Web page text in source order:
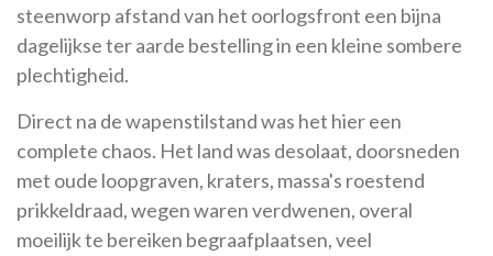
steenworp afstand van het oorlogsfront een bijna
dagelijkse ter aarde bestelling in een kleine sombere
plechtigheid.
Direct na de wapenstilstand was het hier een
complete chaos. Het land was desolaat, doorsneden
met oude loopgraven, kraters, massa's roestend
prikkeldraad, wegen waren verdwenen, overal
moeilijk te bereiken begraafplaatsen, veel